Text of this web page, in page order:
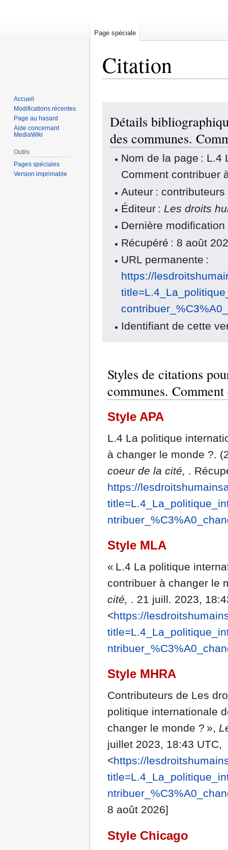
Citation
navigation
recherche
Détails
des communes.
Nom de la page : L.4
Comment contribuer
Auteur :
Éditeur : Les droits
Dernière
Récupéré : 8 août
URL permanente :
https://
Identifiant de cette
Styles de citations
communes.
Style APA
L.4 La politique
à changer le monde ?.
coeur de la cité, .
https://
Style MLA
« L.4 La politique
contribuer à changer le
cité, . 21 juill. 2023,
<https://
Style MHRA
Contributeurs de Les
politique internationale
changer le monde ? »,
juillet 2023, 18:43 UTC,
<https://
8 août 2026]
Style Chicago
Page spéciale
Accueil
Modifications récentes
Page au hasard
Aide concernant
MediaWiki
Outils
Pages spéciales
Version imprimable